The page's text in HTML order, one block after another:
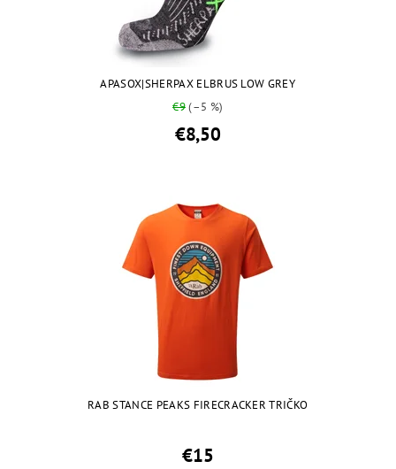
APASOX|SHERPAX ELBRUS LOW GREY
€9(–5 %)
€8,50
RAB STANCE PEAKS FIRECRACKER TRIČKO
€15